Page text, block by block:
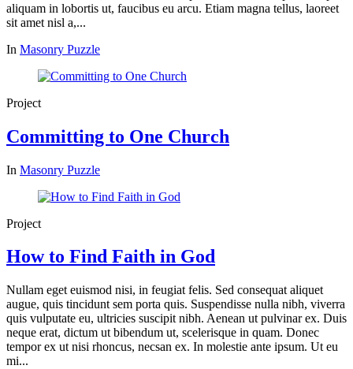
aliquam in lobortis ut, faucibus eu arcu. Etiam magna tellus, laoreet
sit amet nisl a,...
In Masonry Puzzle
Project
Committing to One Church
In Masonry Puzzle
Project
How to Find Faith in God
Nullam eget euismod nisi, in feugiat felis. Sed consequat aliquet
augue, quis tincidunt sem porta quis. Suspendisse nulla nibh, viverra
quis vulputate eu, ultricies suscipit nibh. Aenean ut pulvinar ex. Duis
neque erat, dictum ut bibendum ut, scelerisque in quam. Donec
tempor ex ut nisi rhoncus, necsan ex. In molestie ante ipsum. Ut eu
mi...